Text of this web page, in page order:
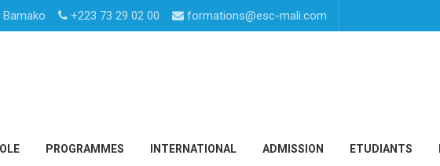
Bamako +223 73 29 02 00 formations@esc-mali.com
PROGRAMMES INTERNATIONAL ADMISSION ETUDIANTS